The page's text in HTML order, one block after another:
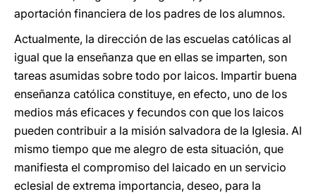
aportación financiera de los padres de los alumnos.
Actualmente, la dirección de las escuelas católicas al
igual que la enseñanza que en ellas se imparten, son
tareas asumidas sobre todo por laicos. Impartir buena
enseñanza católica constituye, en efecto, uno de los
medios más eficaces y fecundos con que los laicos
pueden contribuir a la misión salvadora de la Iglesia. Al
mismo tiempo que me alegro de esta situación, que
manifiesta el compromiso del laicado en un servicio
eclesial de extrema importancia, deseo, para la